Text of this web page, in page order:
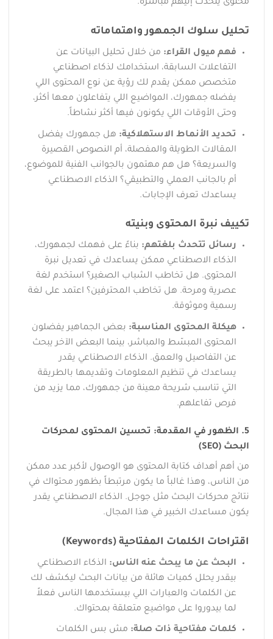
محتوى يتحدث إليهم مباشرة.
تحليل سلوك الجمهور واهتماماته
فهم ميول القراء: من خلال تحليل البيانات عن
التفاعلات السابقة، استخدامك لذكاء اصطناعي
متخصص ممكن يقدم لك رؤية عن نوع المحتوى اللي
يفضله جمهورك، المواضيع اللي يتفاعلون معها أكثر،
وحتى الأوقات اللي يكونون فيها أكثر نشاطاً.
تحديد الأنماط الاستهلاكية: هل جمهورك يفضل
المقالات الطويلة والمفصلة، أم النصوص القصيرة
والسريعة؟ هل هم مهتمون بالجوانب الفنية للموضوع،
أم بالجانب العملي والتطبيقي؟ الذكاء الاصطناعي
يساعدك تعرف الإجابات.
تكييف نبرة المحتوى وبنيته
رسائل تتحدث بلغتهم: بناءً على فهمك لجمهورك،
الذكاء الاصطناعي ممكن يساعدك في تعديل نبرة
المحتوى. هل تخاطب الشباب الصغير؟ استخدم لغة
عصرية ومرحة. هل تخاطب المحترفين؟ اعتمد على لغة
رسمية وموثوقة.
هيكلة المحتوى المناسبة: بعض الجماهير يفضلون
المحتوى المبسّط والمباشر، بينما البعض الآخر يبحث
عن التفاصيل والعمق. الذكاء الاصطناعي يقدر
يساعدك في تنظيم المعلومات وتقديمها بالطريقة
التي تناسب شريحة معينة من جمهورك، مما يزيد من
فرص تفاعلهم.
5. الظهور في المقدمة: تحسين المحتوى لمحركات
البحث (SEO)
من أهم أهداف كتابة المحتوى هو الوصول لأكبر عدد ممكن
من الناس، وهذا غالباً ما يكون مرتبطاً بظهور محتواك في
نتائج محركات البحث مثل جوجل. الذكاء الاصطناعي يقدر
يكون مساعدك الخبير في هذا المجال.
اقتراحات الكلمات المفتاحية (Keywords)
البحث عن ما يبحث عنه الناس: الذكاء الاصطناعي
بيقدر يحلل كميات هائلة من بيانات البحث ليكشف لك
عن الكلمات والعبارات اللي بيستخدمها الناس فعلاً
لما بيدوروا على مواضيع متعلقة بمحتواك.
كلمات مفتاحية ذات صلة: مش بس الكلمات